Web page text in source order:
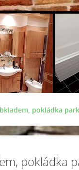
pokládka
pokládka